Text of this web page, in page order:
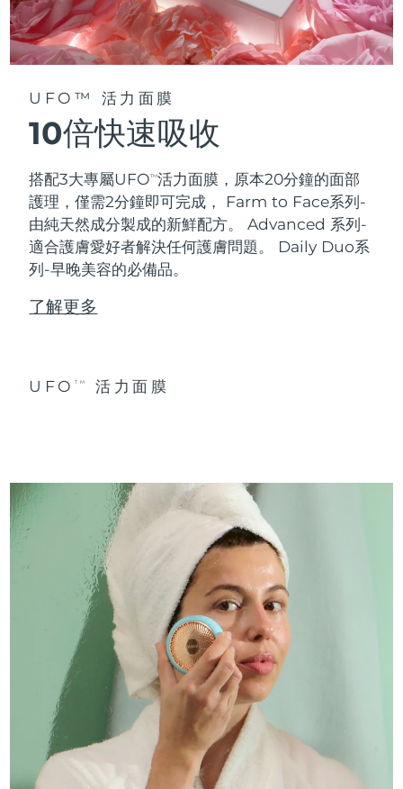
UFO™ 活力面膜
10倍快速吸收
搭配3大專屬UFOTM活力面膜，原本20分鐘的面部
護理，僅需2分鐘即可完成，
Farm to Face系列-
由純天然成分製成的新鮮配方。 Advanced 系列-
適合護膚愛好者解決任何護膚問題。 Daily Duo系
列-早晚美容的必備品。
了解更多
UFO TM 活力面膜